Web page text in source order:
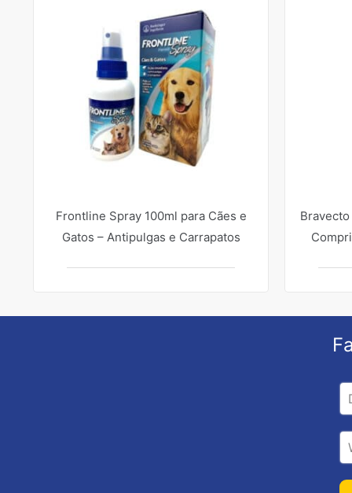
Frontline Spray 100ml para Cães e
Gatos – Antipulgas e Carrapatos